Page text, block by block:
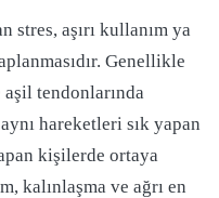
aşırı kullanım ya
Genellikle
tendonlarında
hareketleri sık yapan
kişilerde ortaya
kalınlaşma ve ağrı en